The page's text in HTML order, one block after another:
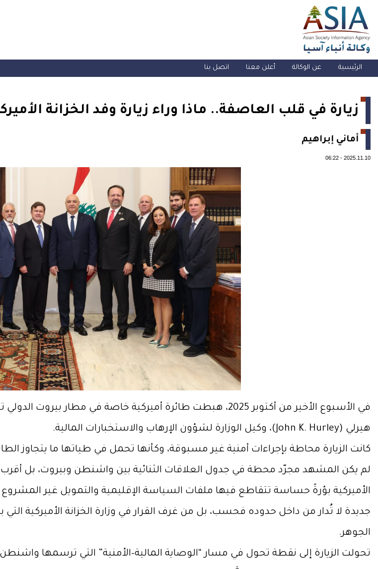
الرئيسية عن الوكالة أعلن معنا اتصل بنا
زيارة في قلب العاصفة.. ماذا وراء زيارة وفد الخزانة
أماني إبراهيم
2025.11.10
-
06:22
في الأسبوع الأخير من أكتوبر 2025، هبطت طائرة أميركية خاصة في
هيرلي (John K. Hurley)، وكيل الوزارة لشؤون الإرهاب والاستخبارات المالية.
كانت الزيارة محاطة بإجراءات أمنية غير مسبوقة، وكأنها تحمل في طياتها ما يتجاوز
لم يكن المشهد مجرّد محطة في جدول العلاقات الثنائية بين واشنطن وبيروت، بل أقرب
الأميركية بؤرةً حساسة تتقاطع فيها ملفات السياسة الإقليمية والتمويل غير
جديدة لا تُدار من داخل حدوده فحسب، بل من غرف القرار في وزارة الخزانة الأميركية
الجوهر.
تحولت الزيارة إلى نقطة تحول في مسار “الوصاية المالية–الأمنية” التي ترسمها